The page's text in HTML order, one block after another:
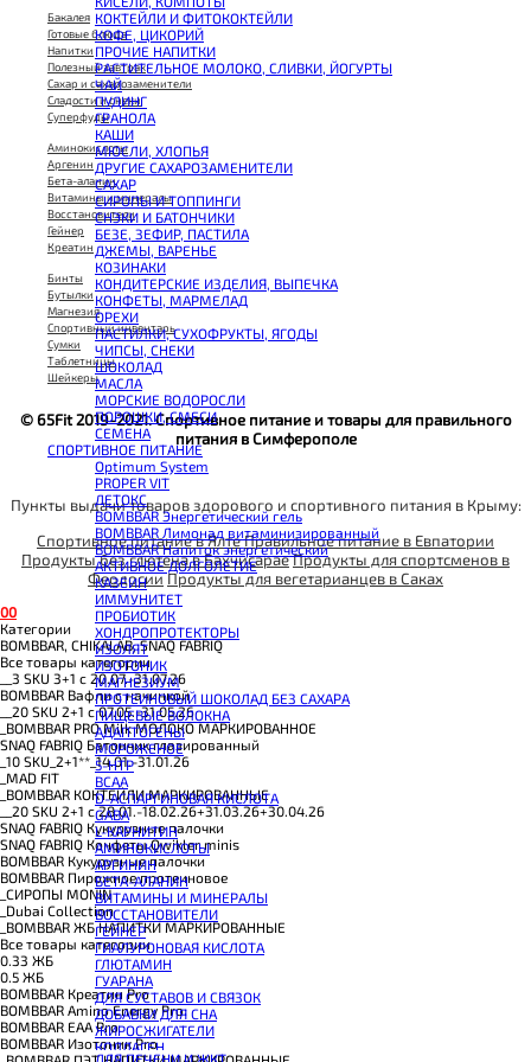
CHIKALAB Вафля двойная с начинкой
SNAQ FABRIQ Вафли с начинкой
SNAQ FABRIQ Хлебцы рисовые
SNAQ FABRIQ Батончик шоколадный без сахара Qwikler
SNAQ FABRIQ Батончик в шоколаде Coco
SNAQ FABRIQ Батончик в шоколаде Snaqer
КОКТЕЙЛИ И ФИТОКОКТЕЙЛИ
КОФЕ, ЦИКОРИЙ
ПРОЧИЕ НАПИТКИ
РАСТИТЕЛЬНОЕ МОЛОКО, СЛИВКИ, ЙОГУРТЫ
ЧАЙ
ПУДИНГ
ГРАНОЛА
КАШИ
МЮСЛИ, ХЛОПЬЯ
ДРУГИЕ САХАРОЗАМЕНИТЕЛИ
САХАР
СИРОПЫ И ТОППИНГИ
СНЭКИ И БАТОНЧИКИ
БЕЗЕ, ЗЕФИР, ПАСТИЛА
ДЖЕМЫ, ВАРЕНЬЕ
КОЗИНАКИ
КОНДИТЕРСКИЕ ИЗДЕЛИЯ, ВЫПЕЧКА
КОНФЕТЫ, МАРМЕЛАД
ОРЕХИ
ПАСТИЛКИ, СУХОФРУКТЫ, ЯГОДЫ
ЧИПСЫ, СНЕКИ
ШОКОЛАД
МАСЛА
МОРСКИЕ ВОДОРОСЛИ
ПОРОШКИ, СМЕСИ
СЕМЕНА
СПОРТИВНОЕ ПИТАНИЕ
Optimum System
PROPER VIT
ДЕТОКС
BOMBBAR Энергетический гель
BOMBBAR Лимонад витаминизированный
BOMBBAR Напиток энергетический
АКТИВНОЕ ДОЛГОЛЕТИЕ
КАЗЕИН
ИММУНИТЕТ
ПРОБИОТИК
ХОНДРОПРОТЕКТОРЫ
ИЗОЛЯТ
ИЗОТОНИК
МАГНЕЗИУМ
ПРОТЕИНОВЫЙ ШОКОЛАД БЕЗ САХАРА
ПИЩЕВЫЕ ВОЛОКНА
АДАПТОГЕНЫ
МОРОЖЕНОЕ
5-HTP
BCAA
D-АСПАРГИНОВАЯ КИСЛОТА
GABA
L-КАРНИТИН
АМИНОКИСЛОТЫ
АРГИНИН
БЕТА-АЛАНИН
ВИТАМИНЫ И МИНЕРАЛЫ
ВОССТАНОВИТЕЛИ
ГЕЙНЕР
ГИАЛУРОНОВАЯ КИСЛОТА
ГЛЮТАМИН
ГУАРАНА
ДЛЯ СУСТАВОВ И СВЯЗОК
ДОБАВКИ ДЛЯ СНА
ЖИРОСЖИГАТЕЛИ
КОЛЛАГЕН
ДЛЯ ПЕЧЕНИ И ЖКТ
Бакалея
Готовые блюда
Напитки
Полезный завтрак
Сахар и сахарозаменители
Сладости и снеки
Суперфуды
Аминокислоты
Аргенин
Бета-аланин
Витамины и минералы
Восстановители
Гейнер
Креатин
Бинты
Бутылки
Магнезия
Спортивный инвентарь
Сумки
Таблетницы
Шейкеры
© 65Fit 2019-2021. Спортивное питание и товары для правильного
питания в Симферополе
Пункты выдачи товаров здорового и спортивного питания в Крыму:
Спортивное питание в ЯлтеПравильное питание в Евпатории
Продукты без глютена в БахчисараеПродукты для спортсменов в
Феодосии Продукты для вегетарианцев в Саках
00
Категории
BOMBBAR, CHIKALAB, SNAQ FABRIQ
Все товары категории
__3 SKU 3+1 с 20.07.-31.07.26
BOMBBAR Вафли с начинкой
__20 SKU 2+1 с 07.05.-31.05.26
_BOMBBAR PRO Milk МОЛОКО МАРКИРОВАННОЕ
SNAQ FABRIQ Батончик глазированный
_10 SKU_2+1**_14.01.-31.01.26
_MAD FIT
_BOMBBAR КОКТЕЙЛИ МАРКИРОВАННЫЕ
__20 SKU 2+1 с 28.01.-18.02.26+31.03.26+30.04.26
SNAQ FABRIQ Кукурузные палочки
SNAQ FABRIQ Конфеты Qwikler minis
BOMBBAR Кукурузные палочки
BOMBBAR Пирожное протеиновое
_CИРОПЫ MONIN
_Dubai Collection
_BOMBBAR ЖБ НАПИТКИ МАРКИРОВАННЫЕ
Все товары категории
0.33 ЖБ
0.5 ЖБ
BOMBBAR Креатин Pro
BOMBBAR Amino Energy Pro
BOMBBAR EAA Pro
BOMBBAR Изотоник Pro